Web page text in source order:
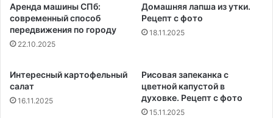
Аренда машины СПб:
современный способ
передвижения по городу
22.10.2025
Домашняя лапша из утки.
Рецепт с фото
18.11.2025
Интересный картофельный
салат
16.11.2025
Рисовая запеканка с
цветной капустой в
духовке. Рецепт с фото
15.11.2025